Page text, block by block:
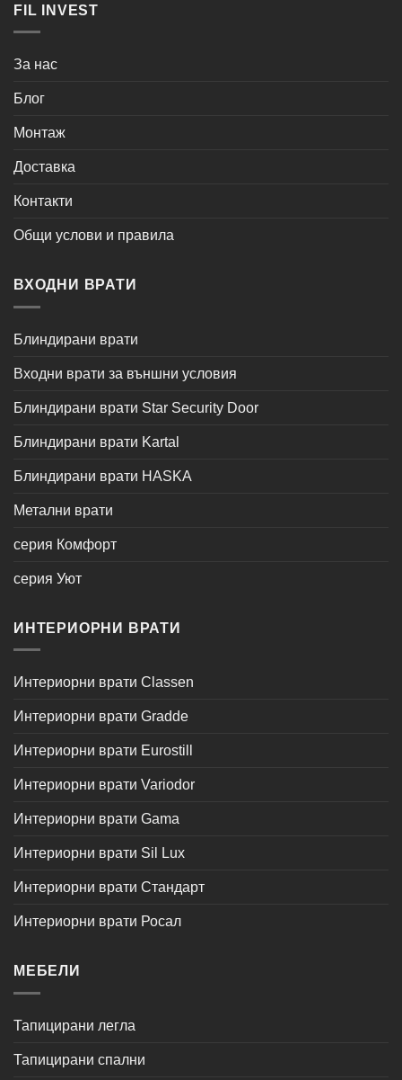
FIL INVEST
За нас
Блог
Монтаж
Доставка
Контакти
Общи услови и правила
ВХОДНИ ВРАТИ
Блиндирани врати
Входни врати за външни условия
Блиндирани врати Star Security Door
Блиндирани врати Kartal
Блиндирани врати HASKA
Метални врати
серия Комфорт
серия Уют
ИНТЕРИОРНИ ВРАТИ
Интериорни врати Classen
Интериорни врати Gradde
Интериорни врати Eurostill
Интериорни врати Variodor
Интериорни врати Gama
Интериорни врати Sil Lux
Интериорни врати Стандарт
Интериорни врати Росал
МЕБЕЛИ
Тапицирани легла
Тапицирани спални